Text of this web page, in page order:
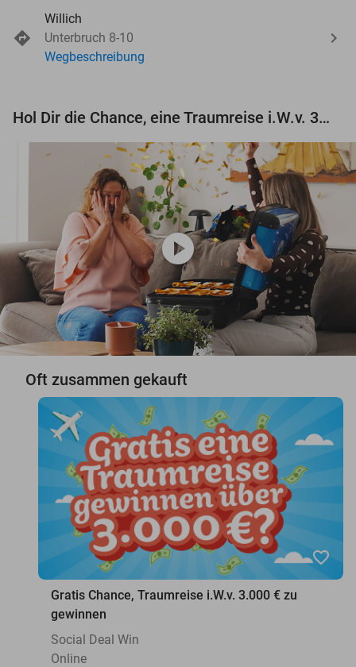
Willich
Unterbruch 8-10
Wegbeschreibung
Hol Dir die Chance, eine Traumreise i.W.v. 3.000 € zu gewinnen!
play_circle
Oft zusammen gekauft
favorite_border
Gratis Chance, Traumreise i.W.v. 3.000 € zu
gewinnen
Social Deal Win
Online